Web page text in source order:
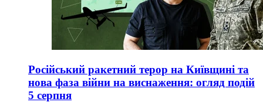
Російський ракетний терор на Київщині та
нова фаза війни на виснаження: огляд подій
5 серпня